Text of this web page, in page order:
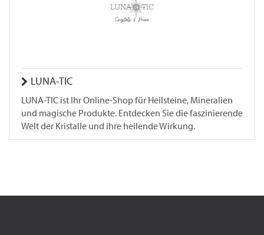
LUNA-TIC
LUNA-TIC ist Ihr Online-Shop für Heilsteine, Mineralien
und magische Produkte. Entdecken Sie die faszinierende
Welt der Kristalle und ihre heilende Wirkung.